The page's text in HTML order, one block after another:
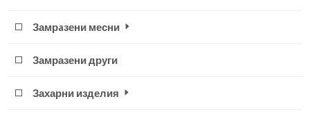
Замрaзени месни
Замразени други
Захарни изделия